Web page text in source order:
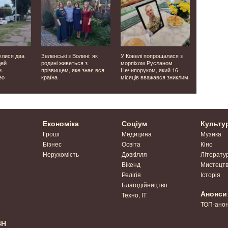
два
Зеленські з Волині: як
родині живеться з
прізвищем, яке знає вся
країна
У Ковелі попрощалися з
морпіхом Русланом
Нечипоруком, який 16
місяців вважався зниклим
Економіка
Гроші
Бізнес
Нерухомість
Соціум
Медицина
Освіта
Довкілля
Вікенд
Релігія
Благодійництво
Техно, IT
Музика
Кіно
Історія
Анонси
ТОП-